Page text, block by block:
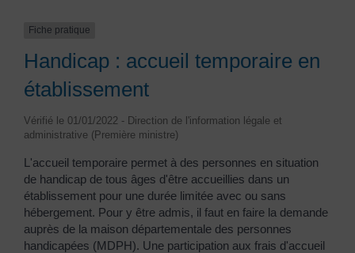
Fiche pratique
Handicap : accueil temporaire en
établissement
Vérifié le 01/01/2022 - Direction de l'information légale et
administrative (Première ministre)
L'accueil temporaire permet à des personnes en situation
de handicap de tous âges d'être accueillies dans un
établissement pour une durée limitée avec ou sans
hébergement. Pour y être admis, il faut en faire la demande
auprès de la maison départementale des personnes
handicapées (MDPH). Une participation aux frais d'accueil